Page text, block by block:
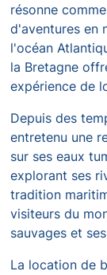
résonne
d'aventures en
l'océan
la Bretagne
expérience de
Depuis des
entretenu une
sur ses eaux
explorant ses
tradition
visiteurs du
sauvages et
La location de